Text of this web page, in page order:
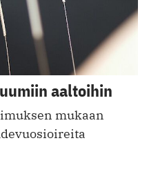
aaltoihin
mukaan